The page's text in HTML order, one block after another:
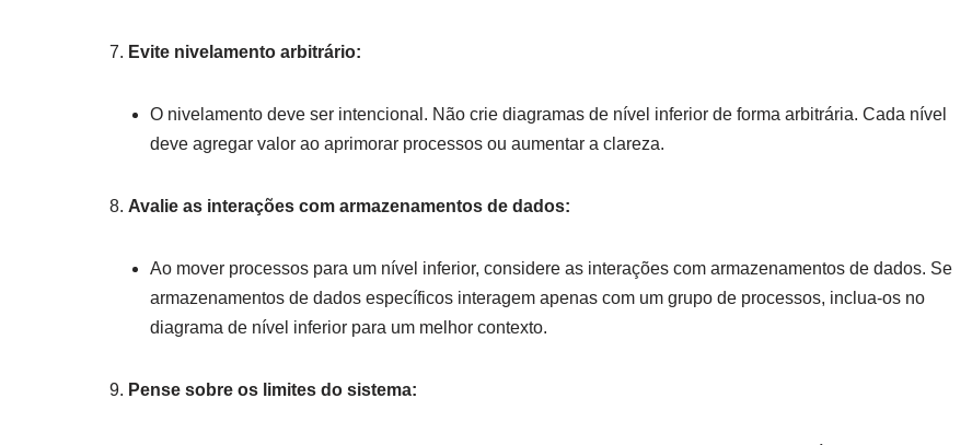
Evite nivelamento arbitrário:
O nivelamento deve ser intencional. Não crie diagramas de nível inferior de forma arbitrária. Cada nível
deve agregar valor ao aprimorar processos ou aumentar a clareza.
Avalie as interações com armazenamentos de dados:
Ao mover processos para um nível inferior, considere as interações com armazenamentos de dados. Se
armazenamentos de dados específicos interagem apenas com um grupo de processos, inclua-os no
diagrama de nível inferior para um melhor contexto.
Pense sobre os limites do sistema: